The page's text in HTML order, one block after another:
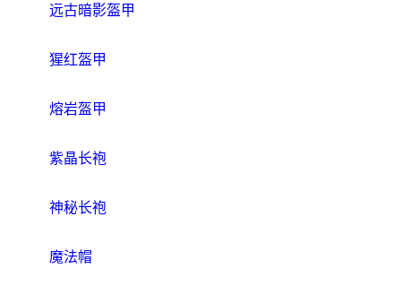
远古暗影盔甲
猩红盔甲
熔岩盔甲
紫晶长袍
神秘长袍
魔法帽